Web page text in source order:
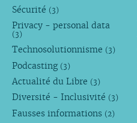
Sécurité (3)
Privacy - personal data
(3)
Technosolutionnisme (3)
Podcasting (3)
Actualité du Libre (3)
Diversité - Inclusivité (3)
Fausses informations (2)